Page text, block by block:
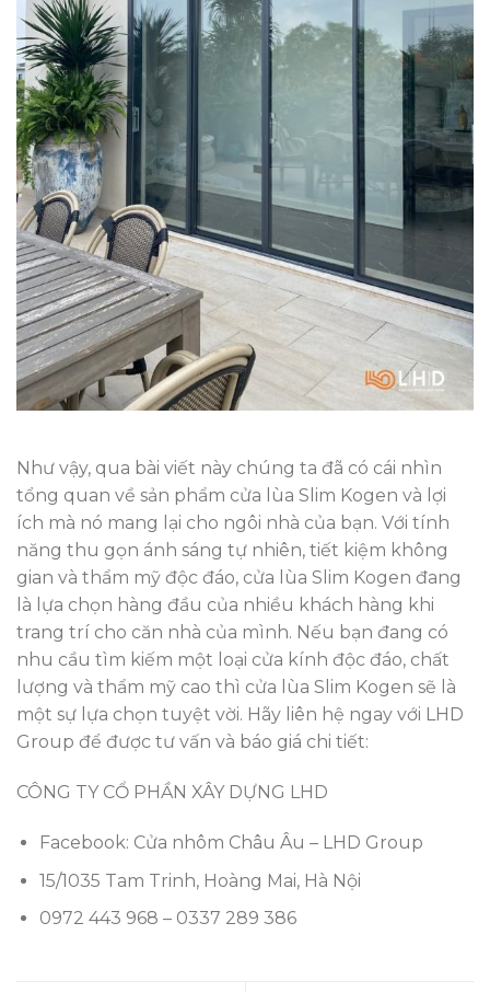
Như vậy, qua bài viết này chúng ta đã có cái nhìn
tổng quan về sản phẩm cửa lùa Slim Kogen và lợi
ích mà nó mang lại cho ngôi nhà của bạn. Với tính
năng thu gọn ánh sáng tự nhiên, tiết kiệm không
gian và thẩm mỹ độc đáo, cửa lùa Slim Kogen đang
là lựa chọn hàng đầu của nhiều khách hàng khi
trang trí cho căn nhà của mình. Nếu bạn đang có
nhu cầu tìm kiếm một loại cửa kính độc đáo, chất
lượng và thẩm mỹ cao thì cửa lùa Slim Kogen sẽ là
một sự lựa chọn tuyệt vời. Hãy liên hệ ngay với LHD
Group để được tư vấn và báo giá chi tiết:
CÔNG TY CỔ PHẦN XÂY DỰNG LHD
Facebook: Cửa nhôm Châu Âu – LHD Group
15/1035 Tam Trinh, Hoàng Mai, Hà Nội
0972 443 968 – 0337 289 386